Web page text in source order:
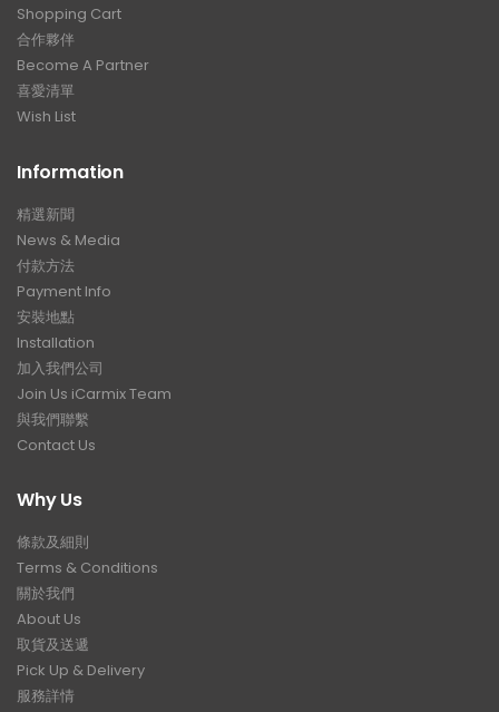
Shopping Cart
合作夥伴
Become A Partner
喜愛清單
Wish List
Information
精選新聞
News & Media
付款方法
Payment Info
安裝地點
Installation
加入我們公司
Join Us iCarmix Team
與我們聯繫
Contact Us
Why Us
條款及細則
Terms & Conditions
關於我們
About Us
取貨及送遞
Pick Up & Delivery
服務詳情